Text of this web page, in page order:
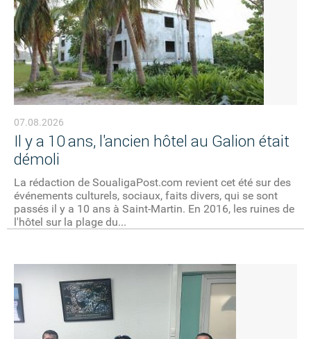
07.08.2026
Il y a 10 ans, l'ancien hôtel au Galion était
démoli
La rédaction de SoualigaPost.com revient cet été sur des
événements culturels, sociaux, faits divers, qui se sont
passés il y a 10 ans à Saint-Martin. En 2016, les ruines de
l'hôtel sur la plage du...